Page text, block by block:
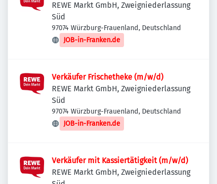
REWE Markt GmbH, Zweigniederlassung
Süd
97074 Würzburg-Frauenland, Deutschland
JOB-in-Franken.de
Verkäufer Frischetheke (m/w/d)
REWE Markt GmbH, Zweigniederlassung
Süd
97074 Würzburg-Frauenland, Deutschland
JOB-in-Franken.de
Verkäufer mit Kassiertätigkeit (m/w/d)
REWE Markt GmbH, Zweigniederlassung